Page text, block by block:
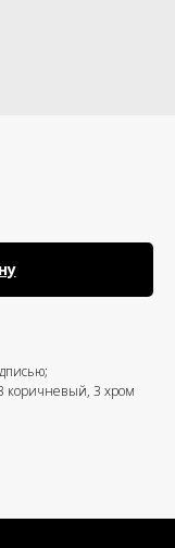
коричневый, 3 хром